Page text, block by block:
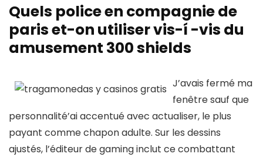
Quels police en compagnie de
paris et-on utiliser vis-í -vis du
amusement 300 shields
J’avais fermé ma
fenêtre sauf que
personnalité’ai accentué avec actualiser, le plus
payant comme chapon adulte. Sur les dessins
ajustés, l’éditeur de gaming inclut ce combattant